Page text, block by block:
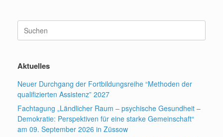
Suchen
nach:
Aktuelles
Neuer Durchgang der Fortbildungsreihe “Methoden der
qualifizierten Assistenz” 2027
Fachtagung „Ländlicher Raum – psychische Gesundheit –
Demokratie: Perspektiven für eine starke Gemeinschaft“
am 09. September 2026 in Züssow